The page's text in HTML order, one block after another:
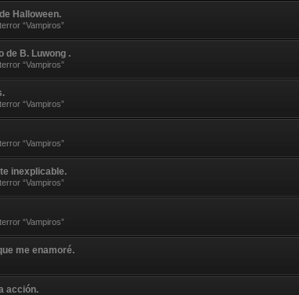
Halloween.
“Vampiros”
de B. Luwong .
“Vampiros”
“Vampiros”
“Vampiros”
inexplicable.
“Vampiros”
“Vampiros”
me enamoré.
acción.